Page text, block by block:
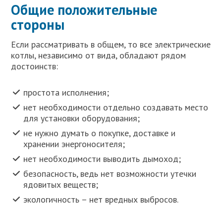
Общие положительные
стороны
Если рассматривать в общем, то все электрические
котлы, независимо от вида, обладают рядом
достоинств:
простота исполнения;
нет необходимости отдельно создавать место
для установки оборудования;
не нужно думать о покупке, доставке и
хранении энергоносителя;
нет необходимости выводить дымоход;
безопасность, ведь нет возможности утечки
ядовитых веществ;
экологичность – нет вредных выбросов.